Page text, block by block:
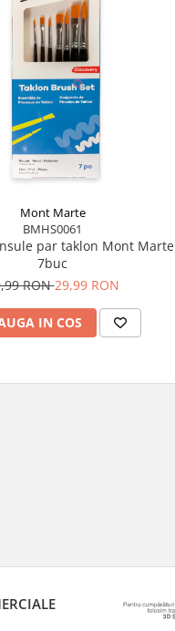
Mont Marte
BMHS0061
par taklon Mont Marte
7buc
RON29,99 RON
IN COS